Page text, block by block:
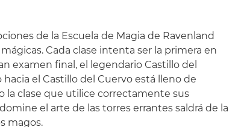
de la Escuela de Magia de Ravenland
Cada clase intenta ser la primera en
examen final, el legendario Castillo del
hacia el Castillo del Cuervo está lleno de
la clase que utilice correctamente sus
el arte de las torres errantes saldrá de la
magos.